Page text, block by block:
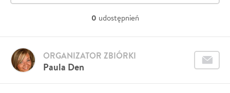
0 udostępnień
Paula Den
ORGANIZATOR ZBIÓRKI